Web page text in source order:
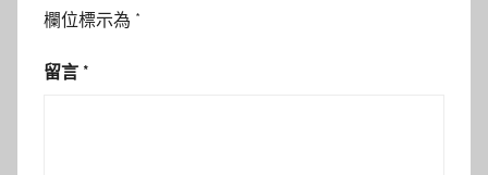
欄位標示為 *
留言 *